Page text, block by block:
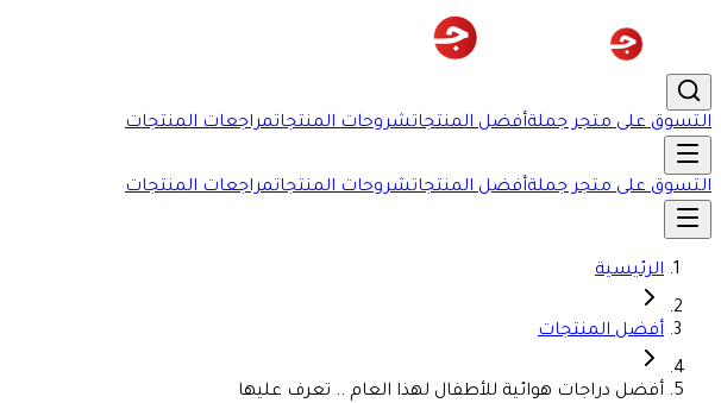
التسوق على متجر جملةأفضل المنتجاتشروحات المنتجاتمراجعات المنتجات
التسوق على متجر جملةأفضل المنتجاتشروحات المنتجاتمراجعات المنتجات
الرئيسية
أفضل المنتجات
أفضل دراجات هوائية للأطفال لهذا العام .. تعرف عليها